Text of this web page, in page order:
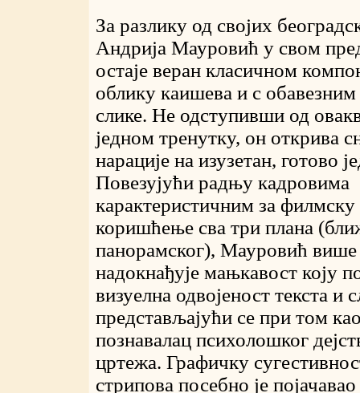
За разлику од својих
Андрија Мауровић у свом
остаје веран класичном
облику каишева и с
слике. Не одступивши од
једном тренутку, он открива
нарације на изузетан, готово
Повезујући радњу кадровима
карактеристичним за филмску
коришћење сва три плана
панорамског), Мауровић
надокнађује мањкавост коју
визуелна одвојеност текста и
представљајући се при том
познавалац психолошког
цртежа. Графичку
стрипова посебно је